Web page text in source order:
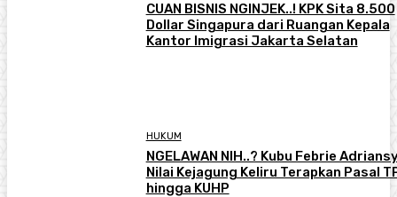
CUAN BISNIS NGINJEK..! KPK Sita 8.500
Dollar Singapura dari Ruangan Kepala
Kantor Imigrasi Jakarta Selatan
HUKUM
NGELAWAN NIH..? Kubu Febrie
Nilai Kejagung Keliru Terapkan Pasal
hingga KUHP